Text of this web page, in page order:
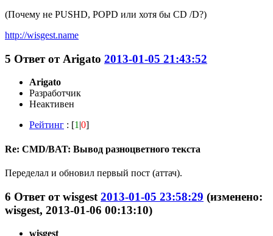
(Почему не PUSHD, POPD или хотя бы CD /D?)
http://wisgest.name
5 Ответ от Arigato 2013-01-05 21:43:52
Arigato
Разработчик
Неактивен
Рейтинг : [1 |0]
Re: CMD/BAT: Вывод разноцветного текста
Переделал и обновил первый пост (аттач).
6 Ответ отwisgest 2013-01-05 23:58:29 (изменено:
wisgest, 2013-01-06 00:13:10)
wisgest